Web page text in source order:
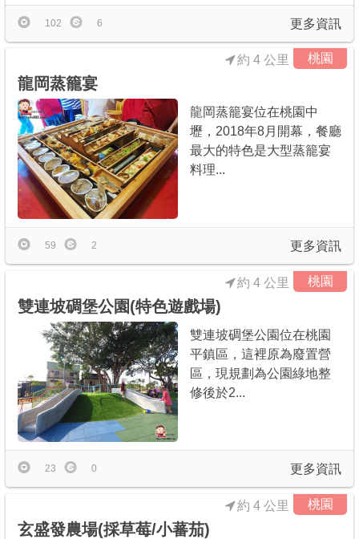
更多資訊
102 6
桃園
龍岡蒸籠宴
約 4 公里
龍岡蒸籠宴位在桃園中
壢，2018年8月開幕，餐廳
最大的特色是大型蒸籠宴
料理...
更多資訊
59 2
桃園
雙連坡碉堡公園(特色遊戲場)
約 4 公里
雙連坡碉堡公園位在桃園
平鎮區，這裡原為廢置營
區，現規劃為公園綠地整
修後於2...
更多資訊
23 0
桃園
玄盛發農場(採草莓/小蕃茄)
約 4 公里